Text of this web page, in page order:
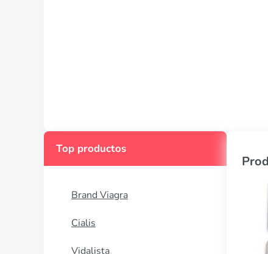
Top productos
Brand Viagra
Cialis
Vidalista